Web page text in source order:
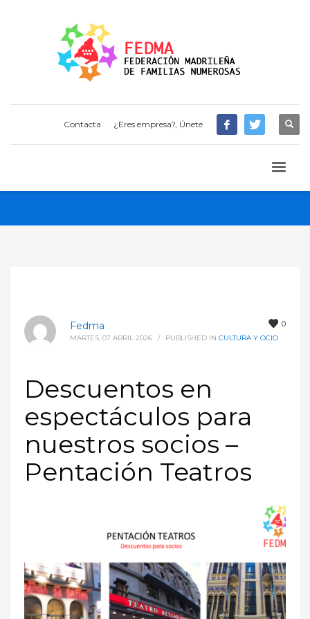
Contacta ¿Eres empresa?, Únete
0
Fedma
MARTES, 07 ABRIL 2026 / PUBLISHED IN CULTURA Y OCIO
Descuentos en
espectáculos para
nuestros socios –
Pentación Teatros